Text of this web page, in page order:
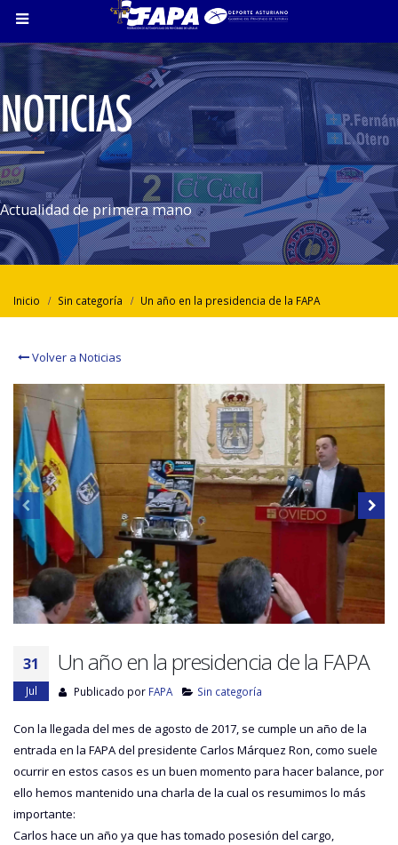
NOTICIAS
Actualidad de primera mano
Inicio Sin categoría Un año en la presidencia de la FAPA
Volver a Noticias
31
Jul
Un año en la presidencia de la FAPA
Publicado por FAPA Sin categoría
Con la llegada del mes de agosto de 2017, se cumple un año de la
entrada en la FAPA del presidente Carlos Márquez Ron, como suele
ocurrir en estos casos es un buen momento para hacer balance, por
ello hemos mantenido una charla de la cual os resumimos lo más
importante:
Carlos hace un año ya que has tomado posesión del cargo,